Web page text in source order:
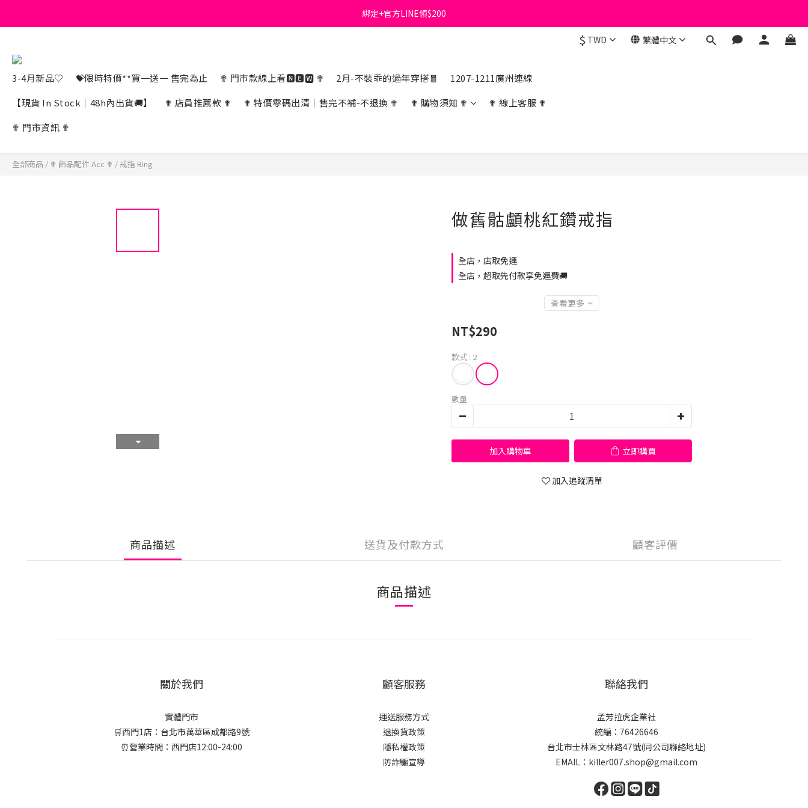
首購免運費🚚
綁定+官方LINE領$200
$ TWD 繁體中文
3-4月新品♡ 💝限時特價**買一送一 售完為止 ✟ 門市款線上看🅽🅴🆆 ✟ 2月-不裝乖的過年穿搭🧧
1207-1211廣州連線
【現貨 In Stock｜48h內出貨🚚】
✟ 店員推薦款 ✟ ✟ 特價零碼出清｜售完不補-不退換 ✟ ✟ 購物須知 ✟
✟ 線上客服 ✟
✟ 門市資訊 ✟
全部商品 / ✟ 飾品配件 Acc ✟ /戒指 Ring
做舊骷顱桃紅鑽戒指
全店，店取免運
全店，超取先付款享免運費🚚
查看更多
NT$290
款式 : 2
數量
加入購物車 立即購買
加入追蹤清單
商品描述 送貨及付款方式 顧客評價
商品描述
關於我們
實體門市
🛒西門1店：台北市萬華區成都路9號
⏰營業時間：西門店12:00-24:00
顧客服務
運送服務方式
退換貨政策
隱私權政策
防詐騙宣導
聯絡我們
孟芳拉虎企業社
統編：76426646
台北市士林區文林路47號(同公司聯絡地址)
EMAIL：killer007.shop@gmail.com